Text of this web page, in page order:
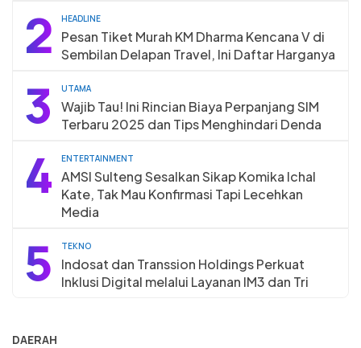
2 HEADLINE
Pesan Tiket Murah KM Dharma Kencana V di
Sembilan Delapan Travel, Ini Daftar Harganya
3 UTAMA
Wajib Tau! Ini Rincian Biaya Perpanjang SIM
Terbaru 2025 dan Tips Menghindari Denda
4 ENTERTAINMENT
AMSI Sulteng Sesalkan Sikap Komika Ichal
Kate, Tak Mau Konfirmasi Tapi Lecehkan
Media
5 TEKNO
Indosat dan Transsion Holdings Perkuat
Inklusi Digital melalui Layanan IM3 dan Tri
DAERAH